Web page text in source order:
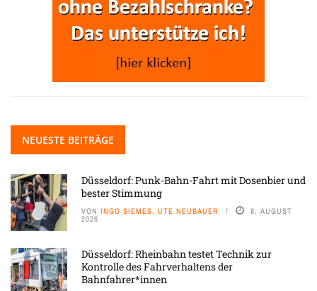
NEUESTE BEITRÄGE
Düsseldorf: Punk-Bahn-Fahrt mit Dosenbier und
bester Stimmung
VON INGO SIEMES, UTE NEUBAUER 8. AUGUST
2026
Düsseldorf: Rheinbahn testet Technik zur
Kontrolle des Fahrverhaltens der
Bahnfahrer*innen